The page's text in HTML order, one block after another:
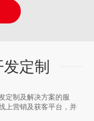
定制
定制及解决方案的服
上营销及获客平台，并